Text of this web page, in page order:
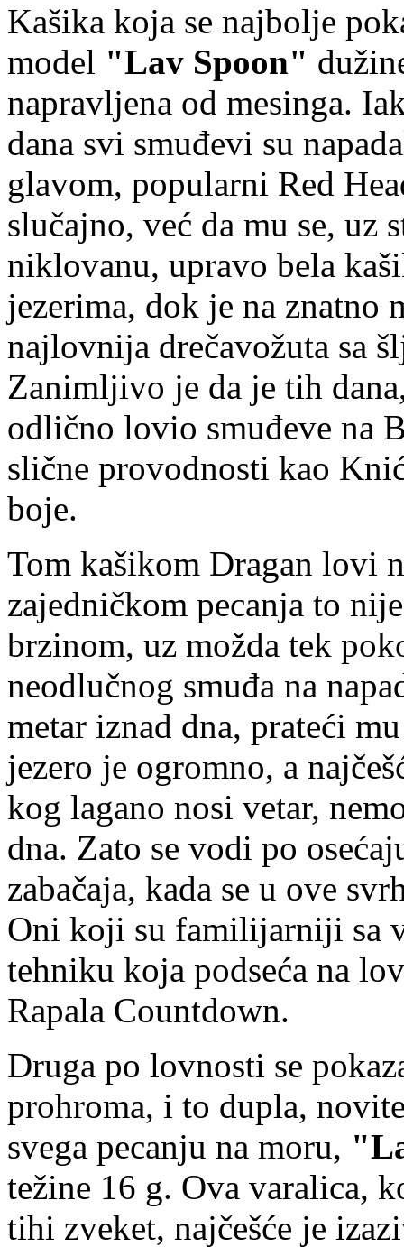
Kašika koja se najbolje
model "Lav Spoon"
napravljena od mesinga.
dana svi smuđevi su
glavom, popularni Red
slučajno, već da mu se, uz
niklovanu, upravo bela
jezerima, dok je na znatno
najlovnija drečavožuta sa
Zanimljivo je da je tih
odlično lovio smuđeve na
slične provodnosti kao
boje.
Tom kašikom Dragan lovi
zajedničkom pecanja to
brzinom, uz možda tek
neodlučnog smuđa na
metar iznad dna, prateći
jezero je ogromno, a
kog lagano nosi vetar,
dna. Zato se vodi po
zabačaja, kada se u ove
Oni koji su familijarniji sa
tehniku koja podseća na
Rapala Countdown.
Druga po lovnosti se
prohroma, i to dupla,
svega pecanju na moru,
težine 16 g. Ova varalica,
tihi zveket, najčešće je